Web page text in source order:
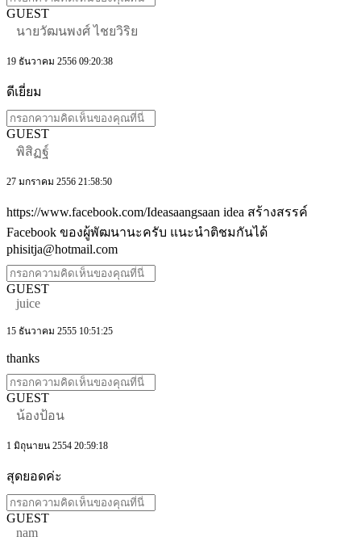
GUEST
นายวัฒนพงศ์ ไชยวิริย
19 ธันวาคม 2556 09:20:38
ดีเยี่ยม
GUEST
พิสิฏฐ์
27 มกราคม 2556 21:58:50
https://www.facebook.com/Ideasaangsaan idea สร้างสรรค์
Facebook ของผู้พัฒนานะครับ แนะนำติชมกันได้
phisitja@hotmail.com
GUEST
juice
15 ธันวาคม 2555 10:51:25
thanks
GUEST
น้องป้อน
1 มิถุนายน 2554 20:59:18
สุดยอดค่ะ
GUEST
nam